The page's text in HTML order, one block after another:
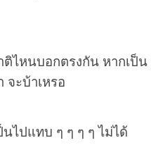
ไหนบอกตรงกัน หากเป็น
จะบ้าเหรอ
นไปแทบ ๆ ๆ ๆ ๆ ไม่ได้